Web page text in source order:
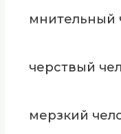
мнительный
черствый
мерзкий